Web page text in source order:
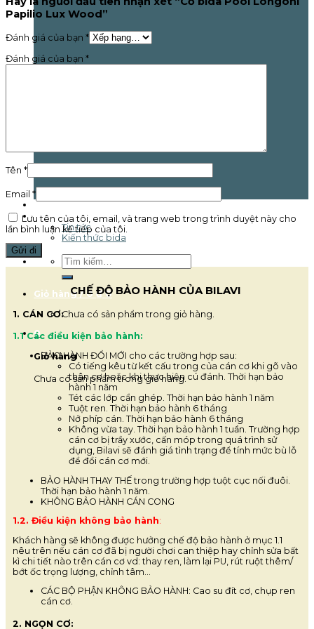
Giải đấu
Tin tức & Sự kiện
Tin tức
Kiến thức bida
Liên hệ
Tìm
kiếm:
Giỏ hàng /0 ₫ 0
Chưa có sản phẩm trong giỏ hàng.
0
Giỏ hàng
Chưa có sản phẩm trong giỏ hàng.
Papilio Lux Wood”
Đánh giá của bạn *
Đánh giá của bạn *
Tên *
Email *
Lưu tên của tôi, email, và trang web trong trình duyệt này cho
lần bình luận kế tiếp của tôi.
CHẾ ĐỘ BẢO HÀNH CỦA BILAVI
1. CÁN CƠ:
1.1 Các điều kiện bảo hành:
BẢO HÀNH ĐỔI MỚI cho các trường hợp sau:
Có tiếng kêu từ kết cấu trong của cán cơ khi gõ vào
thân cơ hoặc khi thực hiện cú đánh. Thời hạn bảo
hành 1 năm
Tét các lớp cẩn ghép. Thời hạn bảo hành 1 năm
Tuột ren. Thời hạn bảo hành 6 tháng
Nở phíp cán. Thời hạn bảo hành 6 tháng
Không vừa tay. Thời hạn bảo hành 1 tuần. Trường hợp
cán cơ bị trầy xước, cấn móp trong quá trình sử
dụng, Bilavi sẽ đánh giá tình trạng để tính mức bù lỗ
để đổi cán cơ mới.
BẢO HÀNH THAY THẾ trong trường hợp tuột cục nối đuôi.
Thời hạn bảo hành 1 năm.
KHÔNG BẢO HÀNH CÁN CONG
1.2. Điều kiện không bảo hành:
Khách hàng sẽ không được hưởng chế độ bảo hành ở mục 1.1
nêu trên nếu cán cơ đã bị người chơi can thiệp hay chỉnh sửa bất
kì chi tiết nào trên cán cơ vd: thay ren, làm lại PU, rút ruột thêm/
bớt ốc trọng lượng, chỉnh tâm…
CÁC BỘ PHẬN KHÔNG BẢO HÀNH: Cao su đít cơ, chụp ren
cán cơ.
2. NGỌN CƠ: